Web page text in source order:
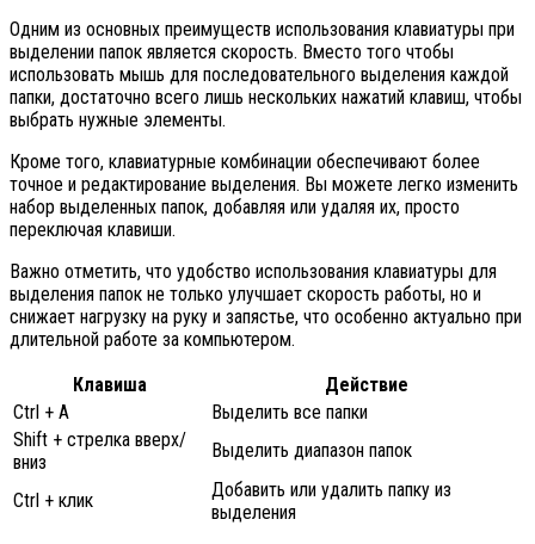
Одним из основных преимуществ использования клавиатуры при
выделении папок является скорость. Вместо того чтобы
использовать мышь для последовательного выделения каждой
папки, достаточно всего лишь нескольких нажатий клавиш, чтобы
выбрать нужные элементы.
Кроме того, клавиатурные комбинации обеспечивают более
точное и редактирование выделения. Вы можете легко изменить
набор выделенных папок, добавляя или удаляя их, просто
переключая клавиши.
Важно отметить, что удобство использования клавиатуры для
выделения папок не только улучшает скорость работы, но и
снижает нагрузку на руку и запястье, что особенно актуально при
длительной работе за компьютером.
Клавиша
Действие
Ctrl + A
Выделить все папки
Shift + стрелка вверх/
вниз
Выделить диапазон папок
Ctrl + клик
Добавить или удалить папку из
выделения